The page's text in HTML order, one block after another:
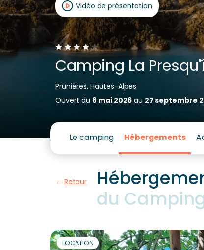
Vidéo de présentation
Camping La
Prunières, Hautes-Alpes
Ouvert du 8 mai 2026au 27 septembre
Le camping Hébergements
Retour
du
LOCATION